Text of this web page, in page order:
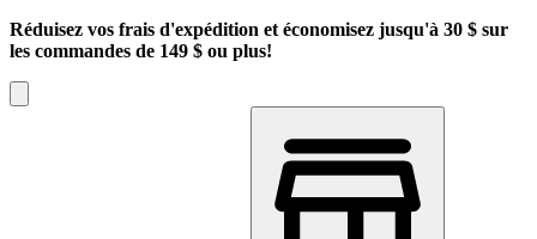
Réduisez vos frais d'expédition et économisez jusqu'à 30 $ sur
les commandes de 149 $ ou plus!